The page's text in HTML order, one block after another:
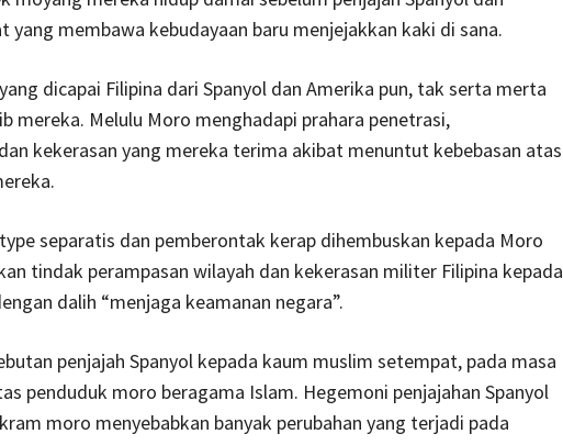
yang membawa kebudayaan baru menjejakkan kaki di sana.
dicapai Filipina dari Spanyol dan Amerika pun, tak serta merta
mereka. Melulu Moro menghadapi prahara penetrasi,
kekerasan yang mereka terima akibat menuntut kebebasan atas
separatis dan pemberontak kerap dihembuskan kepada Moro
tindak perampasan wilayah dan kekerasan militer Filipina kepada
dalih “menjaga keamanan negara”.
penjajah Spanyol kepada kaum muslim setempat, pada masa
penduduk moro beragama Islam. Hegemoni penjajahan Spanyol
moro menyebabkan banyak perubahan yang terjadi pada